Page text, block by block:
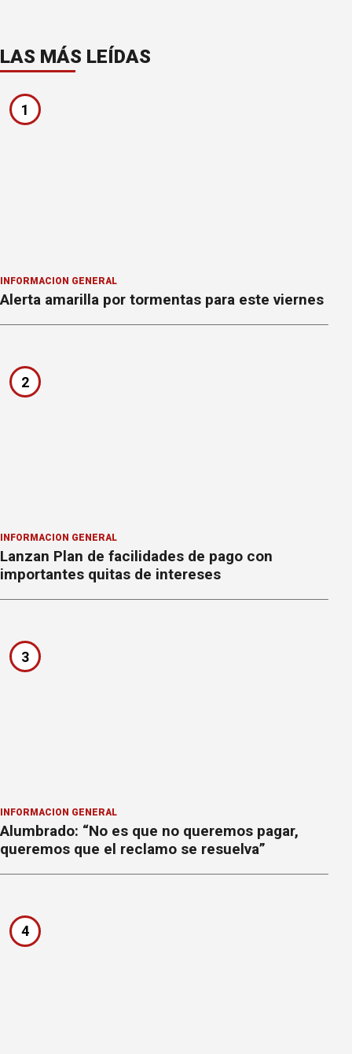
LAS MÁS LEÍDAS
1
INFORMACION GENERAL
Alerta amarilla por tormentas para este viernes
2
INFORMACION GENERAL
Lanzan Plan de facilidades de pago con
importantes quitas de intereses
3
INFORMACION GENERAL
Alumbrado: “No es que no queremos pagar,
queremos que el reclamo se resuelva”
4